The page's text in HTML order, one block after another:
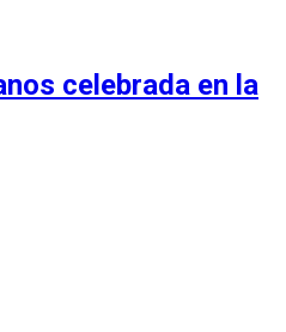
celebrada en la